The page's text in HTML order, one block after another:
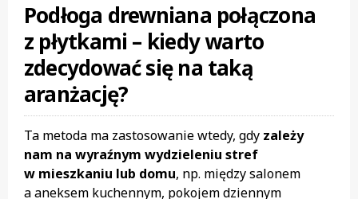
Podłoga drewniana połączona
z płytkami – kiedy warto
zdecydować się na taką
aranżację?
Ta metoda ma zastosowanie wtedy, gdy zależy
nam na wyraźnym wydzieleniu stref
w mieszkaniu lub domu, np. między salonem
a aneksem kuchennym, pokojem dziennym